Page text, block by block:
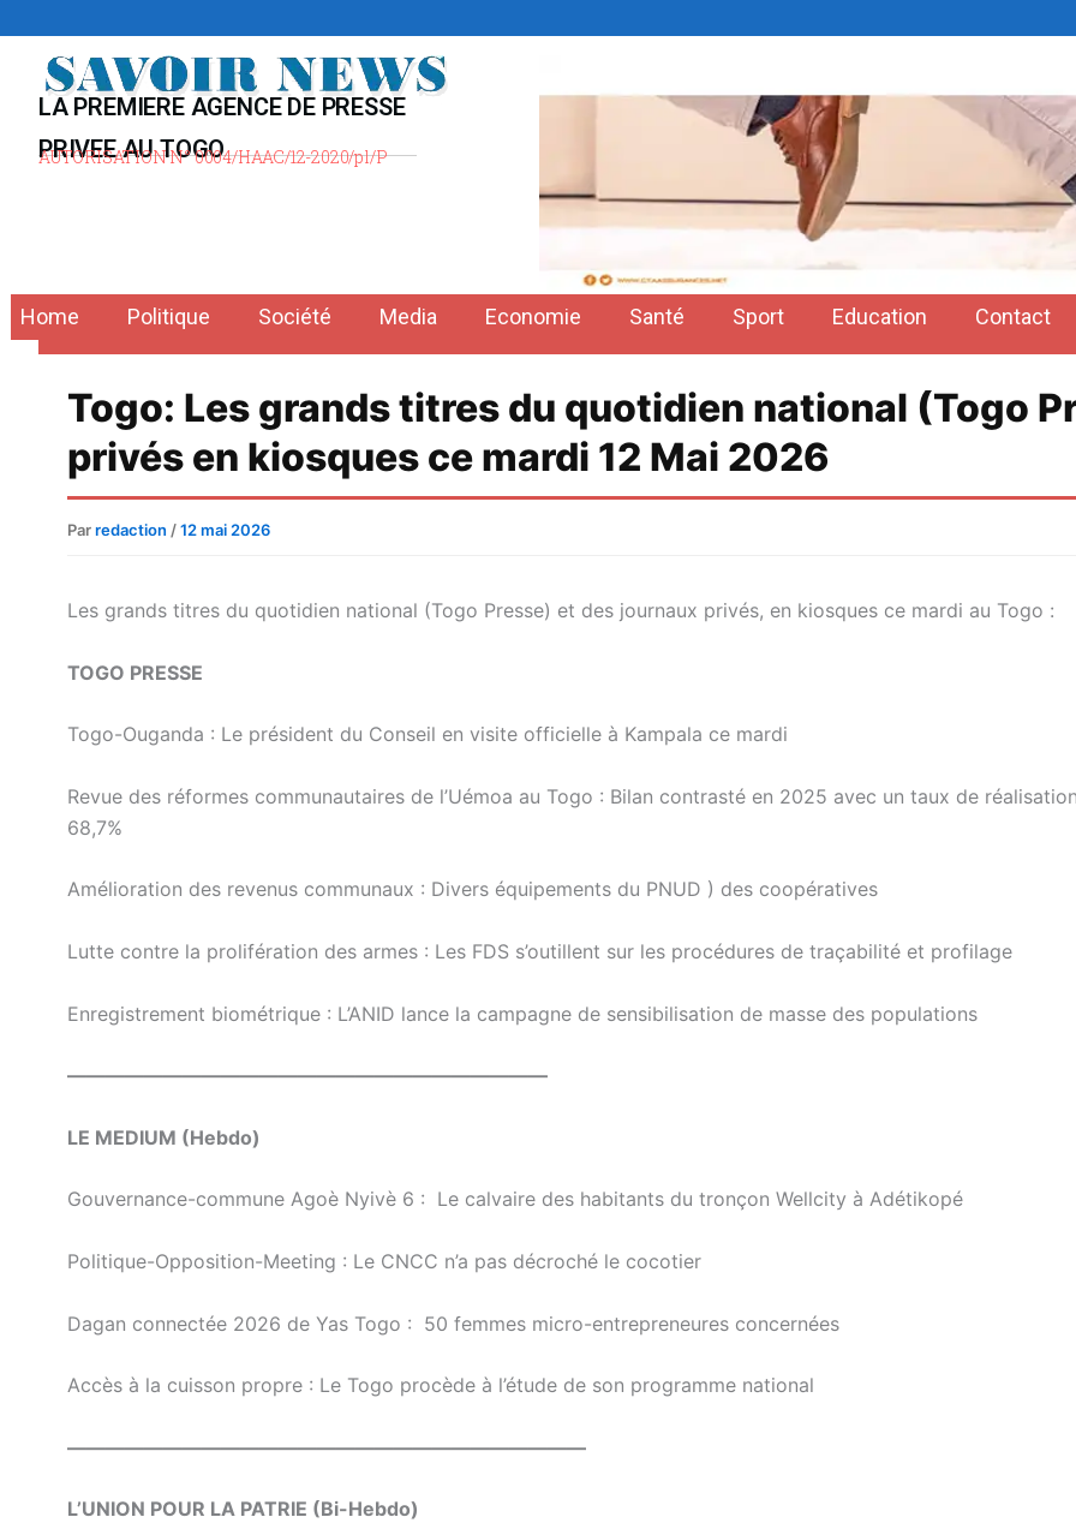
contenu
LA PREMIERE AGENCE DE PRESSE
PRIVEE AU TOGO
AUTORISATION N° 0004/HAAC/12-2020/pl/P
Home Politique Société Media Economie Santé Sport Education Contact
Togo: Les grands titres du quotidien national (Togo
privés en kiosques ce mardi 12 Mai 2026
Parredaction /12 mai 2026
Les grands titres du quotidien national (Togo Presse) et des journaux privés, en kiosques ce mardi au Togo :
TOGO PRESSE
Togo-Ouganda : Le président du Conseil en visite officielle à Kampala ce mardi
Revue des réformes communautaires de l’Uémoa au Togo : Bilan contrasté en 2025 avec un taux de
68,7%
Amélioration des revenus communaux : Divers équipements du PNUD ) des coopératives
Lutte contre la prolifération des armes : Les FDS s’outillent sur les procédures de traçabilité et profilage
Enregistrement biométrique : L’ANID lance la campagne de sensibilisation de masse des populations
—————————————————————————
LE MEDIUM (Hebdo)
Gouvernance-commune Agoè Nyivè 6 : Le calvaire des habitants du tronçon Wellcity à Adétikopé
Politique-Opposition-Meeting : Le CNCC n’a pas décroché le cocotier
Dagan connectée 2026 de Yas Togo : 50 femmes micro-entrepreneures concernées
Accès à la cuisson propre : Le Togo procède à l’étude de son programme national
———————————————————————————
L’UNION POUR LA PATRIE (Bi-Hebdo)